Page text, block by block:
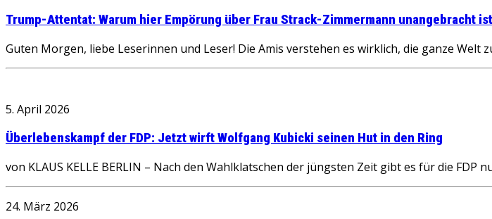
Trump-Attentat: Warum hier Empörung über Frau Strack-Zimmermann unangebracht ist
Guten Morgen, liebe Leserinnen und Leser! Die Amis verstehen es wirklich, die ganze Welt
5. April 2026
Überlebenskampf der FDP: Jetzt wirft Wolfgang Kubicki seinen Hut in den Ring
von KLAUS KELLE BERLIN – Nach den Wahlklatschen der jüngsten Zeit gibt es für die
24. März 2026